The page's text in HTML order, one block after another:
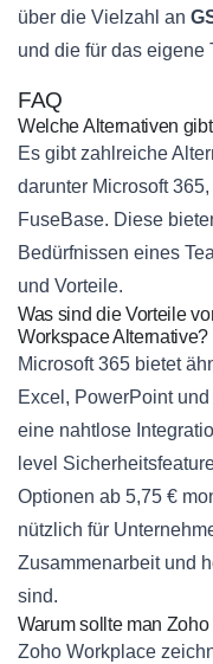
über die Vielzahl an
und die für das eigene
FAQ
Welche Alternativen
Es gibt zahlreiche
darunter Microsoft
FuseBase. Diese
Bedürfnissen eines
und Vorteile.
Was sind die Vorteile
Workspace Alternative?
Microsoft 365 bietet
Excel, PowerPoint
eine nahtlose
level
Optionen ab 5,75 €
nützlich für
Zusammenarbeit und
sind.
Warum sollte man
Zoho Workplace